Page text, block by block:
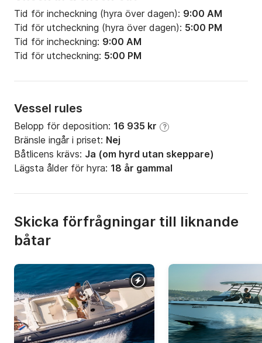
Tid för incheckning (hyra över dagen): 9:00 AM
Tid för utcheckning (hyra över dagen): 5:00 PM
Tid för incheckning: 9:00 AM
Tid för utcheckning: 5:00 PM
Vessel rules
Belopp för deposition: 16 935 kr ?
Bränsle ingår i priset: Nej
Båtlicens krävs: Ja (om hyrd utan skeppare)
Lägsta ålder för hyra: 18 år gammal
Skicka förfrågningar till liknande
båtar